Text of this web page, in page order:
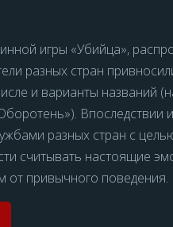
игры «Убийца»,
разных стран
и варианты названий
Впоследствии
разных стран с
считывать настоящие
от привычного поведения.